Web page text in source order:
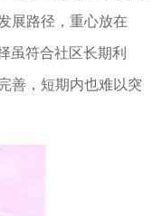
展路径，重心放在
虽符合社区长期利
善，短期内也难以突